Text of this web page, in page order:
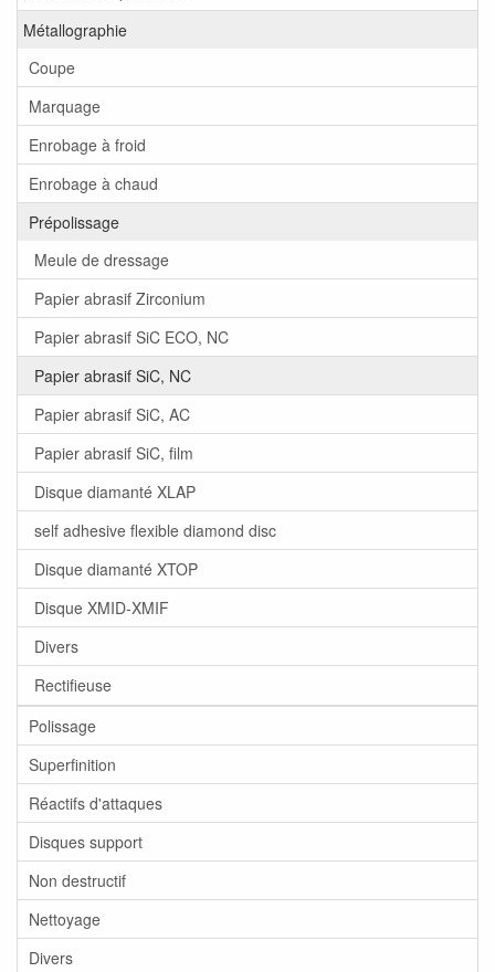
Métallographie
Coupe
Marquage
Enrobage à froid
Enrobage à chaud
Prépolissage
Meule de dressage
Papier abrasif Zirconium
Papier abrasif SiC ECO, NC
Papier abrasif SiC, NC
Papier abrasif SiC, AC
Papier abrasif SiC, film
Disque diamanté XLAP
self adhesive flexible diamond disc
Disque diamanté XTOP
Disque XMID-XMIF
Divers
Rectifieuse
Polissage
Superfinition
Réactifs d'attaques
Disques support
Non destructif
Nettoyage
Divers